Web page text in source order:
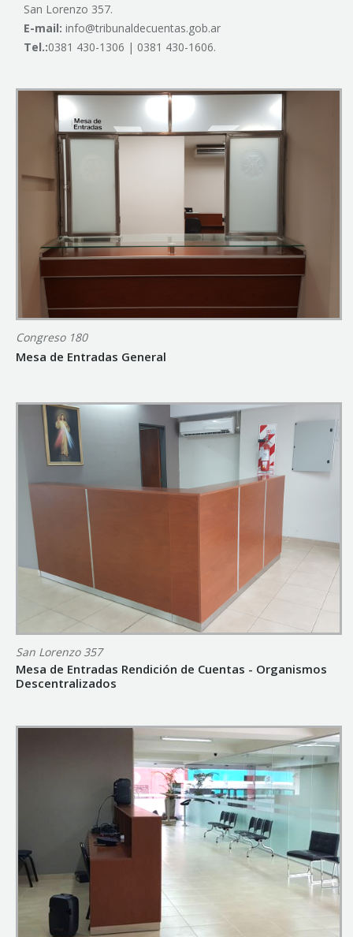
San Lorenzo 357.
E-mail: info@tribunaldecuentas.gob.ar
Tel.:0381 430-1306 | 0381 430-1606.
Congreso 180
Mesa de Entradas General
San Lorenzo 357
Mesa de Entradas Rendición de Cuentas - Organismos
Descentralizados